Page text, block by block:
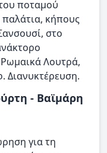
ποταμού
παλάτια, κήπους
στο
Λουτρά,
Διανυκτέρευση.
- Βαϊμάρη
για τη